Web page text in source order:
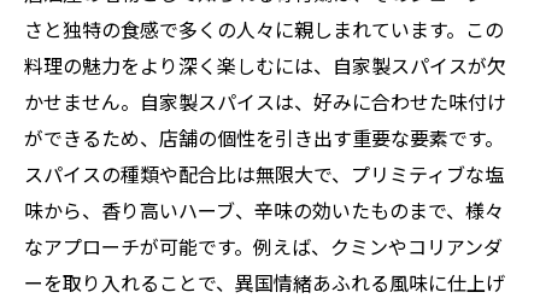
さと独特の食感で多くの人々に親しまれています。この
料理の魅力をより深く楽しむには、自家製スパイスが欠
かせません。自家製スパイスは、好みに合わせた味付け
ができるため、店舗の個性を引き出す重要な要素です。
スパイスの種類や配合比は無限大で、プリミティブな塩
味から、香り高いハーブ、辛味の効いたものまで、様々
なアプローチが可能です。例えば、クミンやコリアンダ
ーを取り入れることで、異国情緒あふれる風味に仕上げ